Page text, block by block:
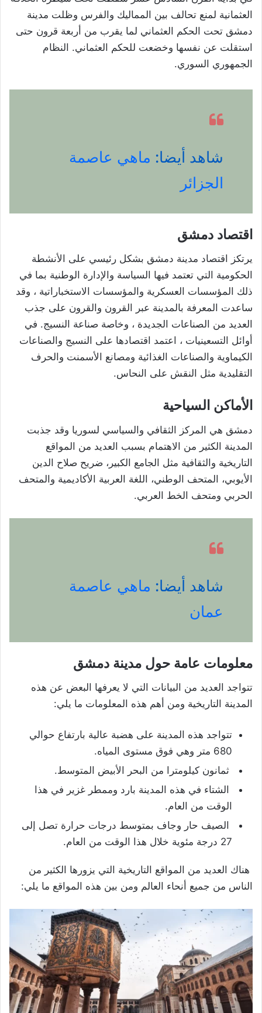
العثمانية لمنع تحالف بين المماليك والفرس وظلت مدينة
دمشق تحت الحكم العثماني لما يقرب من أربعة قرون حتى
استقلت عن نفسها وخضعت للحكم العثماني. النظام
الجمهوري السوري.
شاهد أيضا: ماهي عاصمة
الجزائر
اقتصاد دمشق
يرتكز اقتصاد مدينة دمشق بشكل رئيسي على الأنشطة
الحكومية التي تعتمد فيها السياسة والإدارة الوطنية بما في
ذلك المؤسسات العسكرية والمؤسسات الاستخباراتية ، وقد
ساعدت المعرفة بالمدينة عبر القرون والقرون على جذب
العديد من الصناعات الجديدة ، وخاصة صناعة النسيج. في
أوائل التسعينيات ، اعتمد اقتصادها على النسيج والصناعات
الكيماوية والصناعات الغذائية ومصانع الأسمنت والحرف
التقليدية مثل النقش على النحاس.
الأماكن السياحية
دمشق هي المركز الثقافي والسياسي لسوريا وقد جذبت
المدينة الكثير من الاهتمام بسبب العديد من المواقع
التاريخية والثقافية مثل الجامع الكبير، ضريح صلاح الدين
الأيوبي، المتحف الوطني، اللغة العربية الأكاديمية والمتحف
الحربي ومتحف الخط العربي.
شاهد أيضا: ماهي عاصمة
عمان
معلومات عامة حول مدينة دمشق
تتواجد العديد من البيانات التي لا يعرفها البعض عن هذه
المدينة التاريخية ومن أهم هذه المعلومات ما يلي:
تتواجد هذه المدينة على هضبة عالية بارتفاع حوالي
680 متر وهي فوق مستوى المياه.
ثمانون كيلومترا من البحر الأبيض المتوسط.
الشتاء في هذه المدينة بارد وممطر غزير في هذا
الوقت من العام.
الصيف حار وجاف بمتوسط ​​درجات حرارة تصل إلى
27 درجة مئوية خلال هذا الوقت من العام.
هناك العديد من المواقع التاريخية التي يزورها الكثير من
الناس من جميع أنحاء العالم ومن بين هذه المواقع ما يلي: